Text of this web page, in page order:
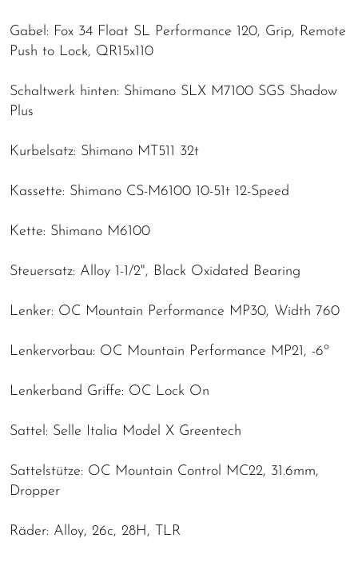
Gabel: Fox 34 Float SL Performance 120, Grip, Remote
Push to Lock, QR15x110
Schaltwerk hinten: Shimano SLX M7100 SGS Shadow
Plus
Kurbelsatz: Shimano MT511 32t
Kassette: Shimano CS-M6100 10-51t 12-Speed
Kette: Shimano M6100
Steuersatz: Alloy 1-1/2", Black Oxidated Bearing
Lenker: OC Mountain Performance MP30, Width 760
Lenkervorbau: OC Mountain Performance MP21, -6º
Lenkerband Griffe: OC Lock On
Sattel: Selle Italia Model X Greentech
Sattelstütze: OC Mountain Control MC22, 31.6mm,
Dropper
Räder: Alloy, 26c, 28H, TLR